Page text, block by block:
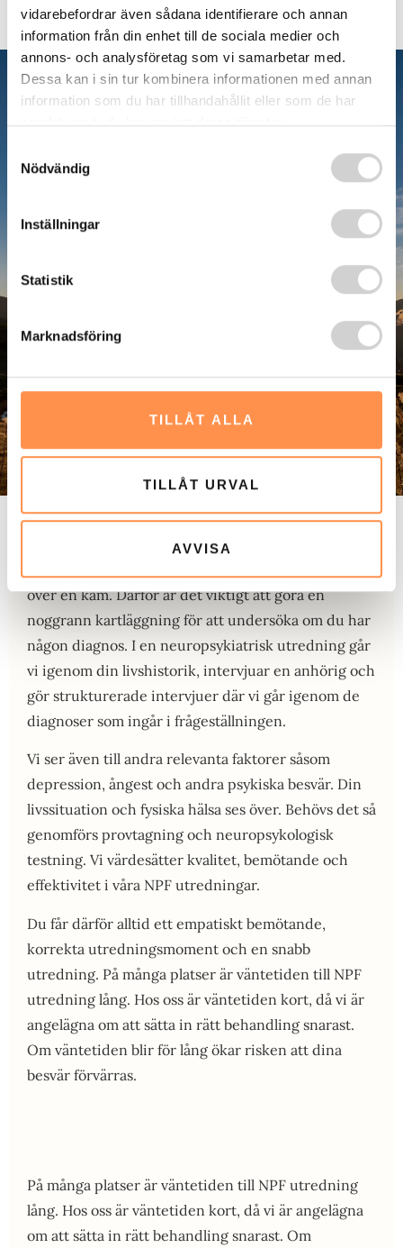
vidarebefordrar även sådana identifierare och annan
information från din enhet till de sociala medier och
annons- och analysföretag som vi samarbetar med.
Dessa kan i sin tur kombinera informationen med annan
information som du har tillhandahållit eller som de har
samlat in när du har använt deras tjänster.
Nödvändig
Inställningar
Statistik
Marknadsföring
TILLÅT ALLA
TILLÅT URVAL
AVVISA
NPF utredning - så
Det finns en betydande variation i hur de här
över en kam. Därför är det viktigt att göra en
noggrann kartläggning för att undersöka om du har
någon diagnos. I en neuropsykiatrisk utredning går
vi igenom din livshistorik, intervjuar en anhörig och
gör strukturerade intervjuer där vi går igenom de
diagnoser som ingår i frågeställningen.
Vi ser även till andra relevanta faktorer såsom
depression, ångest och andra psykiska besvär. Din
livssituation och fysiska hälsa ses över. Behövs det så
genomförs provtagning och neuropsykologisk
testning. Vi värdesätter kvalitet, bemötande och
effektivitet i våra NPF utredningar.
Du får därför alltid ett empatiskt bemötande,
korrekta utredningsmoment och en snabb
utredning. På många platser är väntetiden till NPF
utredning lång. Hos oss är väntetiden kort, då vi är
angelägna om att sätta in rätt behandling snarast.
Om väntetiden blir för lång ökar risken att dina
besvär förvärras.
På många platser är väntetiden till NPF utredning
lång. Hos oss är väntetiden kort, då vi är angelägna
om att sätta in rätt behandling snarast. Om